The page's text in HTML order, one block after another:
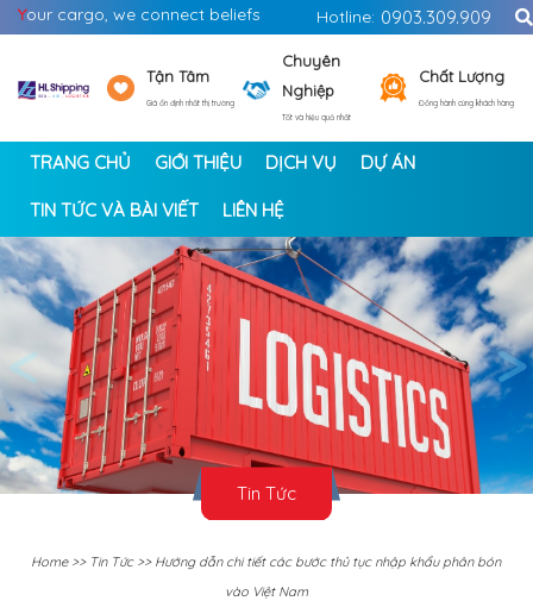
Your cargo, we connect beliefs Hotline: 0903.309.909
Tận Tâm
Giá ổn định nhất thị trường
Chuyên
Nghiệp
Tốt và hiệu quả nhất
Chất Lượng
Đồng hành cùng khách hàng
TRANG CHỦ GIỚI THIỆU DỊCH VỤ DỰ ÁN
TIN TỨC VÀ BÀI VIẾT LIÊN HỆ
< >
Tin Tức
Home>> Tin Tức>> Hướng dẫn chi tiết các bước thủ tục nhập khẩu phân bón
vào Việt Nam